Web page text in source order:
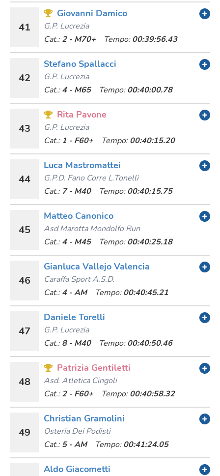
41
Giovanni Damico
G.p. Lucrezia
Cat.: 2 - M70+ Tempo: 00:39:56.43
42
Stefano Spallacci
G.p. Lucrezia
Cat.: 4 - M65 Tempo: 00:40:00.78
43
Rita Pavone
G.p. Lucrezia
Cat.: 1 - F60+ Tempo: 00:40:15.20
44
Luca Mastromattei
G.p.d. Fano Corre L.tonelli
Cat.: 7 - M40 Tempo: 00:40:15.75
45
Matteo Canonico
Asd Marotta Mondolfo Run
Cat.: 4 - M45 Tempo: 00:40:25.18
46
Gianluca Vallejo Valencia
Caraffa Sport A.s.d.
Cat.: 4 - AM Tempo: 00:40:45.21
47
Daniele Torelli
G.p. Lucrezia
Cat.: 8 - M40 Tempo: 00:40:50.46
48
Patrizia Gentiletti
Asd. Atletica Cingoli
Cat.: 2 - F60+ Tempo: 00:40:58.32
49
Christian Gramolini
Osteria Dei Podisti
Cat.: 5 - AM Tempo: 00:41:24.05
Aldo Giacometti